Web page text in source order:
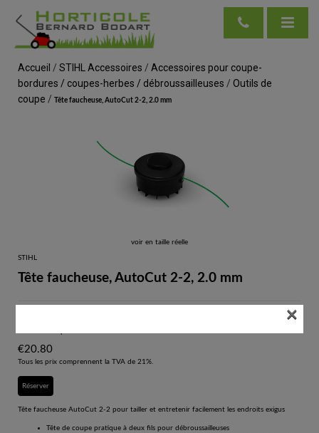
Accueil / STIHL Accessoires / Accessoires pour coupe-
bordures / coupes-herbes / débroussailleuses / Outils de
coupe / Tête faucheuse, AutoCut 2-2, 2.0 mm
voir en taille réelle
STIHL
Tête faucheuse, AutoCut 2-2, 2.0 mm
€20.80
Tous les prix comprennent la TVA de 21%.
Réserver
Tête faucheuse AutoCut 2-2 pour tailler et entretenir facilement les endroits exigus
Tête de coupe pratique à deux fils pour débroussailleuses
×